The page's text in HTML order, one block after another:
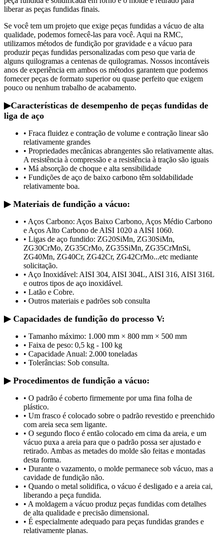
liberar as peças fundidas finais.
Se você tem um projeto que exige peças fundidas a vácuo de alta
qualidade, podemos fornecê-las para você. Aqui na RMC,
utilizamos métodos de fundição por gravidade e a vácuo para
produzir peças fundidas personalizadas com peso que varia de
alguns quilogramas a centenas de quilogramas. Nossos incontáveis ​​
anos de experiência em ambos os métodos garantem que podemos
fornecer peças de formato superior ou quase perfeito que exigem
pouco ou nenhum trabalho de acabamento.
▶Características de desempenho de peças fundidas de
liga de aço
• Fraca fluidez e contração de volume e contração linear são
relativamente grandes
• Propriedades mecânicas abrangentes são relativamente altas.
A resistência à compressão e a resistência à tração são iguais
• Má absorção de choque e alta sensibilidade
• Fundições de aço de baixo carbono têm soldabilidade
relativamente boa.
▶ Materiais de fundição a vácuo:
• Aços Carbono: Aços Baixo Carbono, Aços Médio Carbono
e Aços Alto Carbono de AISI 1020 a AISI 1060.
• Ligas de aço fundido: ZG20SiMn, ZG30SiMn,
ZG30CrMo, ZG35CrMo, ZG35SiMn, ZG35CrMnSi,
ZG40Mn, ZG40Cr, ZG42Cr, ZG42CrMo...etc mediante
solicitação.
• Aço Inoxidável: AISI 304, AISI 304L, AISI 316, AISI 316L
e outros tipos de aço inoxidável.
• Latão e Cobre.
• Outros materiais e padrões sob consulta
▶ Capacidades de fundição do processo V:
• Tamanho máximo: 1.000 mm × 800 mm × 500 mm
• Faixa de peso: 0,5 kg - 100 kg
• Capacidade Anual: 2.000 toneladas
• Tolerâncias: Sob consulta.
▶ Procedimentos de fundição a vácuo:
• O padrão é coberto firmemente por uma fina folha de
plástico.
• Um frasco é colocado sobre o padrão revestido e preenchido
com areia seca sem ligante.
• O segundo floco é então colocado em cima da areia, e um
vácuo puxa a areia para que o padrão possa ser ajustado e
retirado. Ambas as metades do molde são feitas e montadas
desta forma.
• Durante o vazamento, o molde permanece sob vácuo, mas a
cavidade de fundição não.
• Quando o metal solidifica, o vácuo é desligado e a areia cai,
liberando a peça fundida.
• A moldagem a vácuo produz peças fundidas com detalhes
de alta qualidade e precisão dimensional.
• É especialmente adequado para peças fundidas grandes e
relativamente planas.